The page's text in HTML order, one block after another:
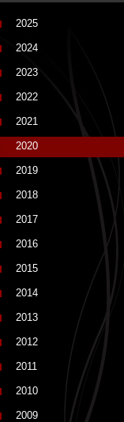
2025
2024
2023
2022
2021
2020
2019
2018
2017
2016
2015
2014
2013
2012
2011
2010
2009